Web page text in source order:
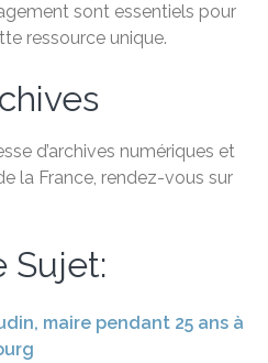
sont essentiels pour
ressource unique.
d’archives numériques et
la France, rendez-vous sur
Sujet:
maire pendant 25 ans à